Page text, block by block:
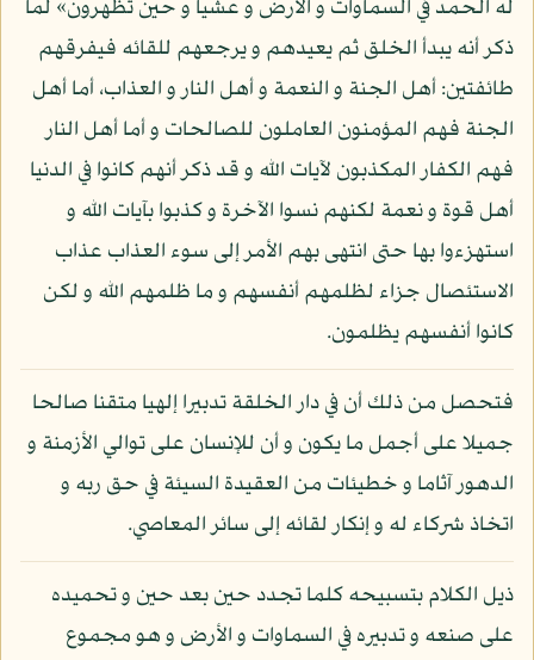
له الحمد في السماوات و الأرض و عشيا و حين تظهرون» لما
ذكر أنه يبدأ الخلق ثم يعيدهم و يرجعهم للقائه فيفرقهم
طائفتين: أهل الجنة و النعمة و أهل النار و العذاب، أما أهل
الجنة فهم المؤمنون العاملون للصالحات و أما أهل النار
فهم الكفار المكذبون لآيات الله و قد ذكر أنهم كانوا في الدنيا
أهل قوة و نعمة لكنهم نسوا الآخرة و كذبوا بآيات الله و
استهزءوا بها حتى انتهى بهم الأمر إلى سوء العذاب عذاب
الاستئصال جزاء لظلمهم أنفسهم و ما ظلمهم الله و لكن
كانوا أنفسهم يظلمون.
فتحصل من ذلك أن في دار الخلقة تدبيرا إلهيا متقنا صالحا
جميلا على أجمل ما يكون و أن للإنسان على توالي الأزمنة و
الدهور آثاما و خطيئات من العقيدة السيئة في حق ربه و
اتخاذ شركاء له و إنكار لقائه إلى سائر المعاصي.
ذيل الكلام بتسبيحه كلما تجدد حين بعد حين و تحميده
على صنعه و تدبيره في السماوات و الأرض و هو مجموع